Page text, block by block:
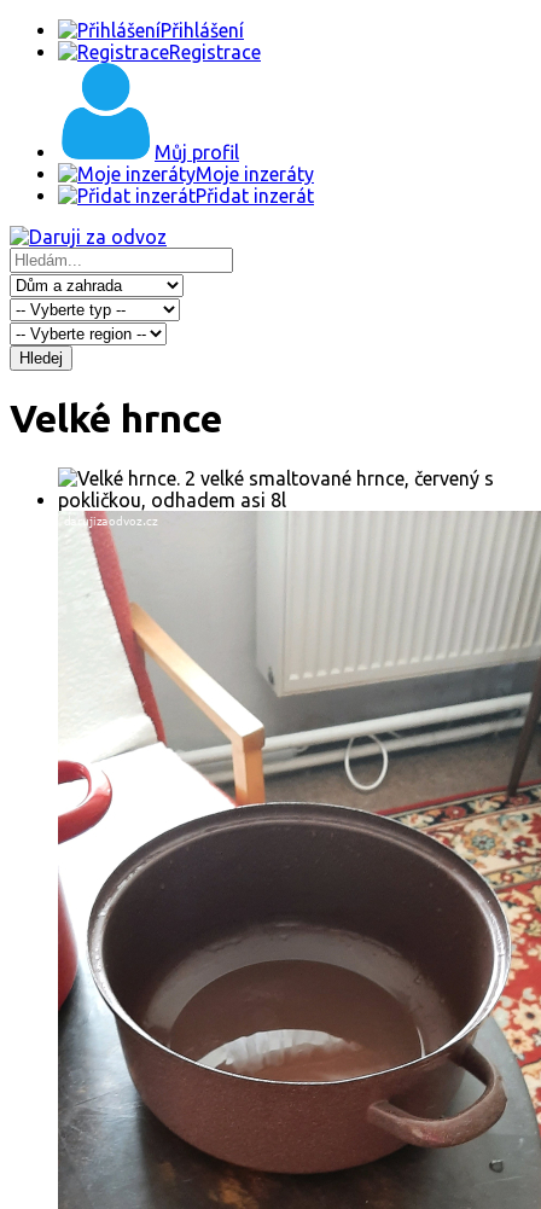
Přihlášení
Registrace
Můj profil
Moje inzeráty
Přidat inzerát
Hledej
Velké hrnce